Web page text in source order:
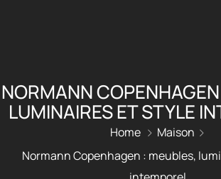
NORMANN
LUMINAIRES ET STYLE
Home
Maison
Normann Copenhagen : meubles,